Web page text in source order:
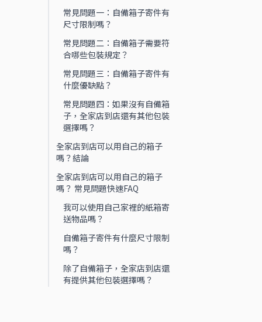
常見問題一：自備箱子寄件有
尺寸限制嗎？
常見問題二：自備箱子需要符
合哪些包裝規定？
常見問題三：自備箱子寄件有
什麼優缺點？
常見問題四：如果沒有自備箱
子，全家店到店還有其他包裝
選擇嗎？
全家店到店可以用自己的箱子
嗎？結論
全家店到店可以用自己的箱子
嗎？ 常見問題快速FAQ
我可以使用自己家裡的紙箱寄
送物品嗎？
自備箱子寄件有什麼尺寸限制
嗎？
除了自備箱子，全家店到店還
有提供其他包裝選擇嗎？